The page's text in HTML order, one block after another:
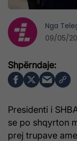
Presidenti i
se po shqyrton
prej trupave
Nga
09/05/